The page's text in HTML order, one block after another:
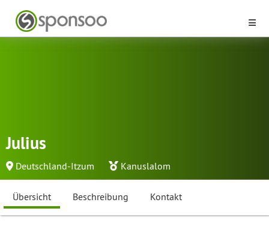
Julius
Deutschland-Itzum Kanuslalom
Übersicht Beschreibung Kontakt